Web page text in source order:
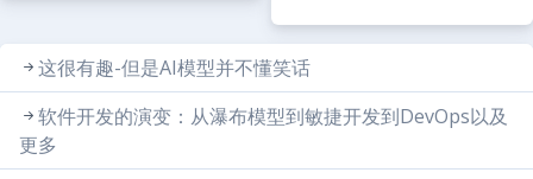
这很有趣-但是AI模型并不懂笑话
软件开发的演变：从瀑布模型到敏捷开发到DevOps以及
更多